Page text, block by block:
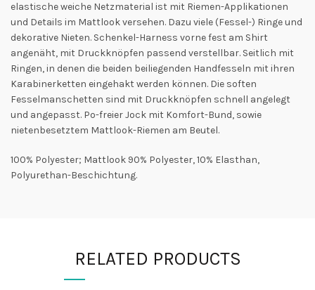
elastische weiche Netzmaterial ist mit Riemen-Applikationen
und Details im Mattlook versehen. Dazu viele (Fessel-) Ringe und
dekorative Nieten. Schenkel-Harness vorne fest am Shirt
angenäht, mit Druckknöpfen passend verstellbar. Seitlich mit
Ringen, in denen die beiden beiliegenden Handfesseln mit ihren
Karabinerketten eingehakt werden können. Die soften
Fesselmanschetten sind mit Druckknöpfen schnell angelegt
und angepasst. Po-freier Jock mit Komfort-Bund, sowie
nietenbesetztem Mattlook-Riemen am Beutel.
100% Polyester; Mattlook 90% Polyester, 10% Elasthan,
Polyurethan-Beschichtung.
RELATED PRODUCTS